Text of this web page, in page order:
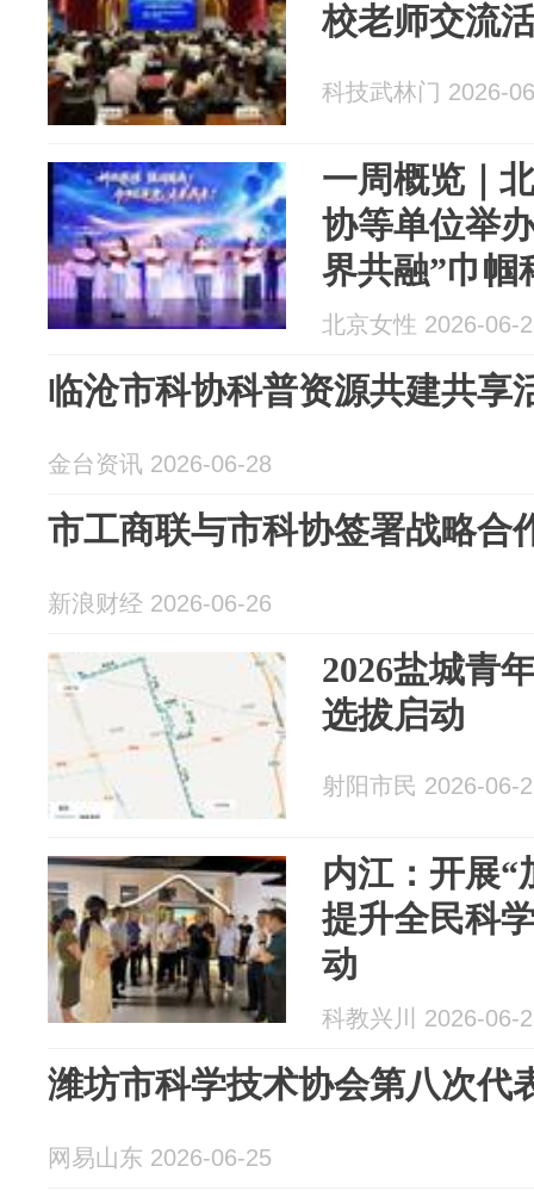
校老师交流
科技武林门 2026-
一周概览｜
协等单位举
界共融”巾帼
北京女性 2026-06-
临沧市科协科普资源共建共享
金台资讯 2026-06-28
市工商联与市科协签署战略合
新浪财经 2026-06-26
2026盐城青
选拔启动
射阳市民 2026-06-
内江：开展“
提升全民科
动
科教兴川 2026-06-
潍坊市科学技术协会第八次代
网易山东 2026-06-25